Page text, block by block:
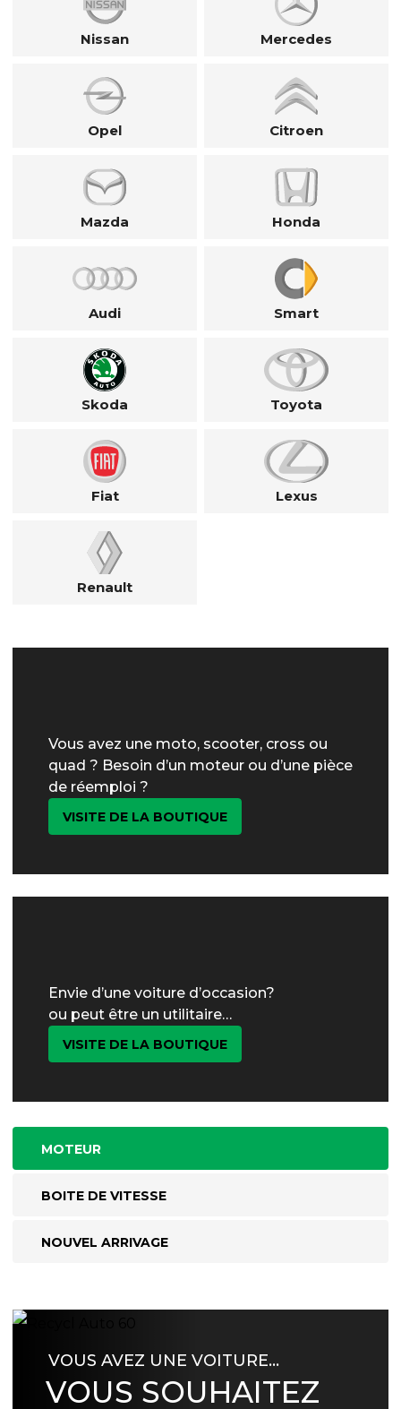
Nissan Mercedes
Opel Citroen
Mazda Honda
Audi Smart
Skoda Toyota
Fiat Lexus
Renault
Vous avez une moto, scooter, cross ou
quad ? Besoin d’un moteur ou d’une pièce
de réemploi ?
VISITE DE LA BOUTIQUE
Envie d’une voiture d’occasion?
ou peut être un utilitaire…
VISITE DE LA BOUTIQUE
MOTEUR
BOITE DE VITESSE
NOUVEL ARRIVAGE
VOUS AVEZ UNE VOITURE…
VOUS SOUHAITEZ